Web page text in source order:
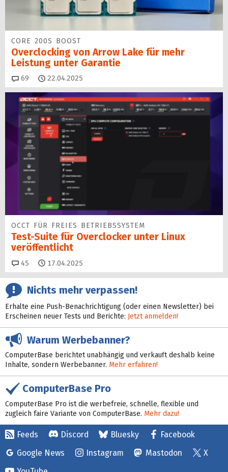
CORE 200S BOOST
Overclocking von Arrow Lake für mehr
Leistung unter Garantie
69 Kommentare
22.04.2025
OCCT FÜR FREIES BETRIEBSSYSTEM
Test-Suite für Overclocker unter Linux
veröffentlicht
45 Kommentare
17.04.2025
Nichts mehr verpassen!
Erhalte eine Push-Benachrichtigung (oder einen Newsletter) bei
Erscheinen neuer Tests und Berichte: Jetzt anmelden!
Warum Werbebanner?
ComputerBase berichtet unabhängig und verkauft deshalb keine
Inhalte, sondern Werbebanner. Mehr erfahren!
ComputerBase Pro
ComputerBase Pro ist die werbefreie, schnelle, flexible und
zugleich faire Variante von ComputerBase. Mehr dazu!
Feeds Discord Bluesky
Facebook
Google News
Instagram Mastodon
X